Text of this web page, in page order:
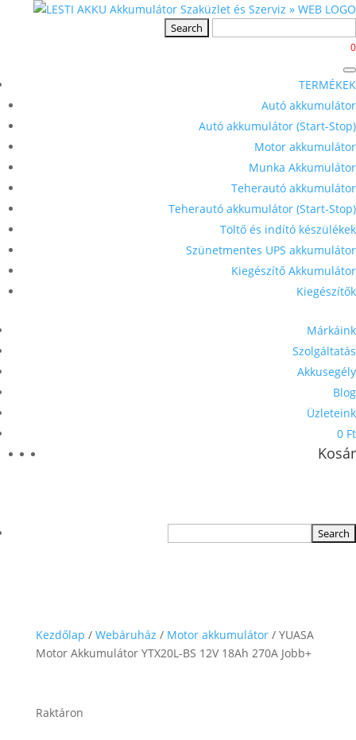
0
TERMÉKEK
Autó akkumulátor
Autó akkumulátor (Start-Stop)
Motor akkumulátor
Munka Akkumulátor
Teherautó akkumulátor
Teherautó akkumulátor (Start-Stop)
Töltő és indító készülékek
Szünetmentes UPS akkumulátor
Kiegészítő Akkumulátor
Kiegészítők
Márkáink
Szolgáltatás
Akkusegély
Blog
Üzleteink
0 Ft
Kosár
Kezdőlap / Webáruház / Motor akkumulátor/ YUASA
Motor Akkumulátor YTX20L-BS 12V 18Ah 270A Jobb+
Raktáron